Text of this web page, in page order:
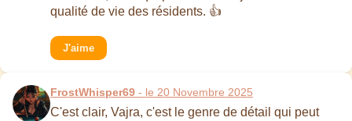
qualité de vie des résidents. 👍
J'aime
FrostWhisper69 - le 20 Novembre 2025
C'est clair, Vajra, c'est le genre de détail qui peut